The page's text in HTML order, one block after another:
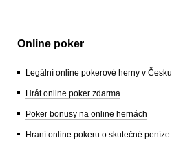
Online poker
Legální online pokerové herny v Česku
Hrát online poker zdarma
Poker bonusy na online hernách
Hraní online pokeru o skutečné peníze